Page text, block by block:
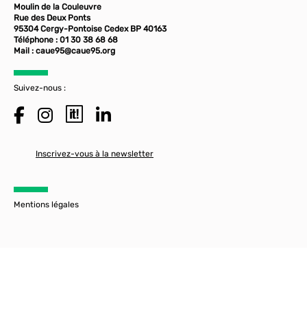
Moulin de la Couleuvre
Rue des Deux Ponts
95304 Cergy-Pontoise Cedex BP 40163
Téléphone : 01 30 38 68 68
Mail : caue95@caue95.org
Suivez-nous :
Inscrivez-vous à la newsletter
Mentions légales